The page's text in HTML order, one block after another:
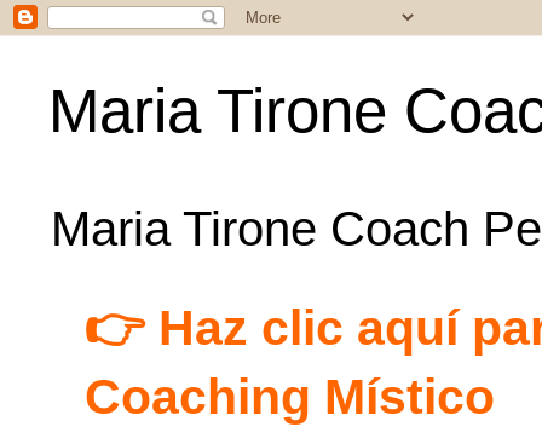
Maria Tirone
Maria Tirone Coach
👉 Haz clic aquí
Coaching Místico